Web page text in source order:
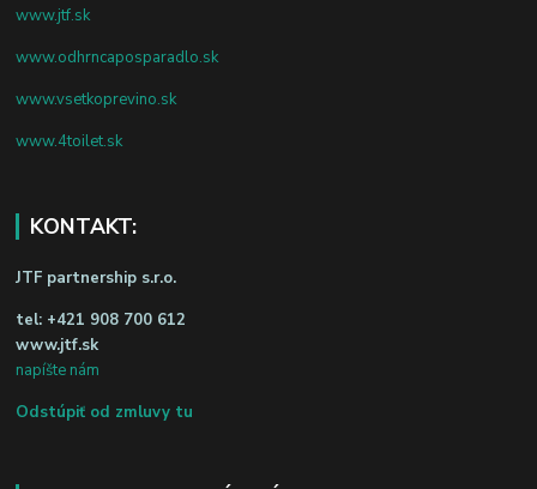
www.jtf.sk
www.odhrncaposparadlo.sk
www.vsetkoprevino.sk
www.4toilet.sk
KONTAKT:
JTF partnership s.r.o.
tel: +421 908 700 612
www.jtf.sk
napíšte nám
Odstúpiť od zmluvy tu